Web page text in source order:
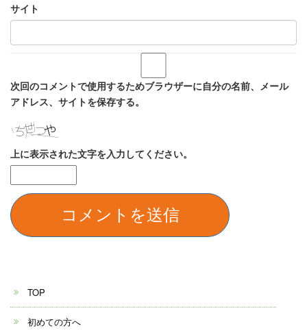
サイト
次回のコメントで使用するためブラウザーに自分の名前、メール
アドレス、サイトを保存する。
上に表示された文字を入力してください。
TOP
初めての方へ